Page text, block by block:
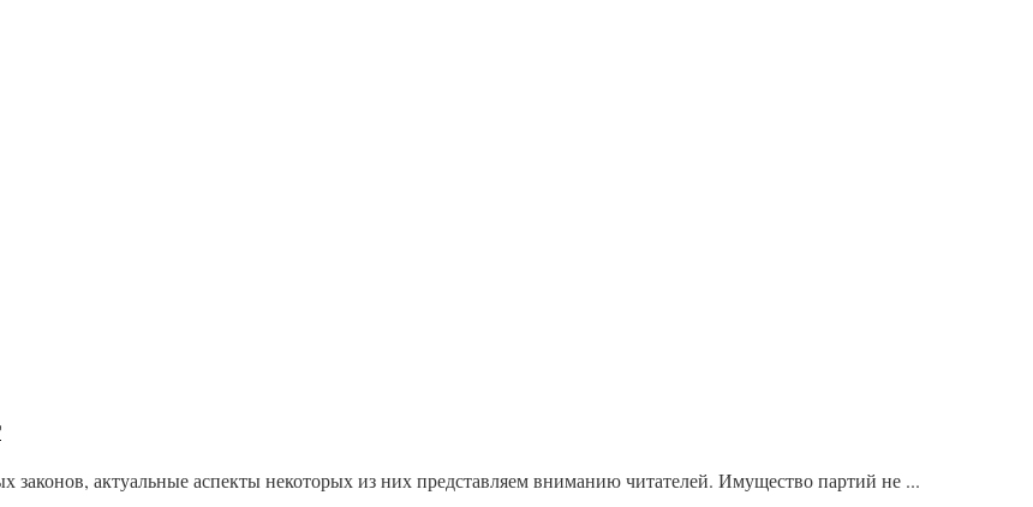
актуальные аспекты некоторых из них представляем вниманию читателей. Имущество партий не ...